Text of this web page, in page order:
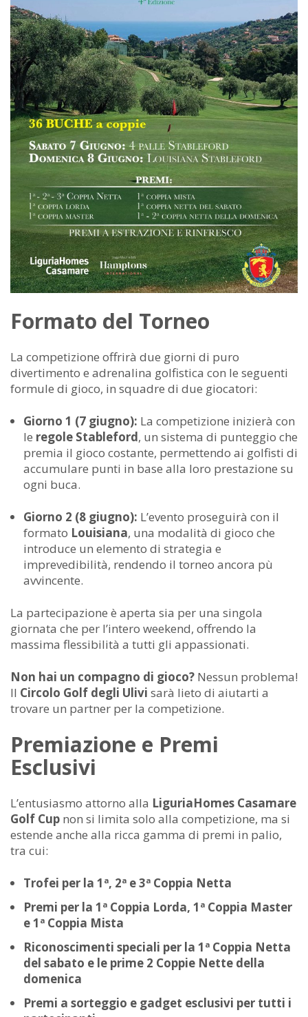
Formato del Torneo
La competizione offrirà due giorni di puro
divertimento e adrenalina golfistica con le seguenti
formule di gioco, in squadre di due giocatori:
Giorno 1 (7 giugno): La competizione inizierà con
le regole Stableford, un sistema di punteggio che
premia il gioco costante, permettendo ai golfisti di
accumulare punti in base alla loro prestazione su
ogni buca.
Giorno 2 (8 giugno): L’evento proseguirà con il
formato Louisiana, una modalità di gioco che
introduce un elemento di strategia e
imprevedibilità, rendendo il torneo ancora pù
avvincente.
La partecipazione è aperta sia per una singola
giornata che per l’intero weekend, offrendo la
massima flessibilità a tutti gli appassionati.
Non hai un compagno di gioco? Nessun problema!
Il Circolo Golf degli Ulivi sarà lieto di aiutarti a
trovare un partner per la competizione.
Premiazione e Premi
Esclusivi
L’entusiasmo attorno alla LiguriaHomes Casamare
Golf Cup non si limita solo alla competizione, ma si
estende anche alla ricca gamma di premi in palio,
tra cui:
Trofei per la 1ª, 2ª e 3ª Coppia Netta
Premi per la 1ª Coppia Lorda, 1ª Coppia Master
e 1ª Coppia Mista
Riconoscimenti speciali per la 1ª Coppia Netta
del sabato e le prime 2 Coppie Nette della
domenica
Premi a sorteggio e gadget esclusivi per tutti i